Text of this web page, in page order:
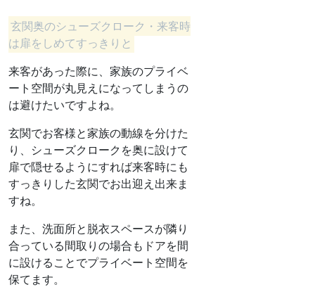
玄関奥のシューズクローク・来客時
は扉をしめてすっきりと
来客があった際に、家族のプライベ
ート空間が丸見えになってしまうの
は避けたいですよね。
玄関でお客様と家族の動線を分けた
り、シューズクロークを奥に設けて
扉で隠せるようにすれば来客時にも
すっきりした玄関でお出迎え出来ま
すね。
また、洗面所と脱衣スペースが隣り
合っている間取りの場合もドアを間
に設けることでプライベート空間を
保てます。